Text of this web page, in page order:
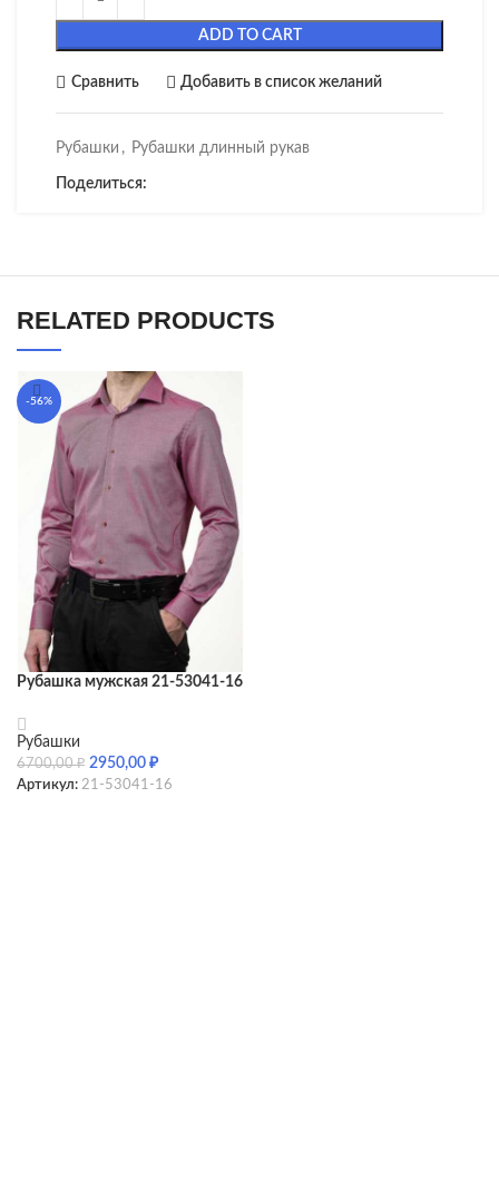
ADD TO CART
Сравнить Добавить в список желаний
Рубашки , Рубашки длинный рукав
Поделиться:
RELATED PRODUCTS
-56%
Рубашка мужская 21-53041-16
Рубашки
6700,00₽ 2950,00 ₽
Артикул: 21-53041-16